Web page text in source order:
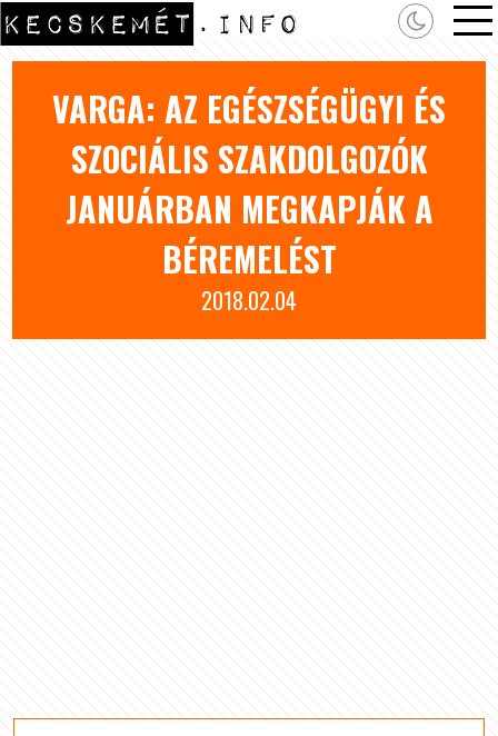
VARGA: AZ EGÉSZSÉGÜGYI ÉS
SZOCIÁLIS SZAKDOLGOZÓK
JANUÁRBAN MEGKAPJÁK A
BÉREMELÉST
2018.02.04